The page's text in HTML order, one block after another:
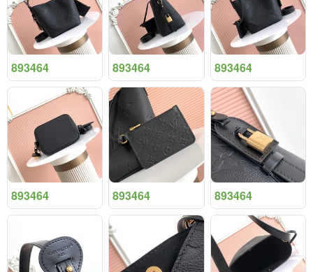
893464 893464 893464
893464 893464 893464